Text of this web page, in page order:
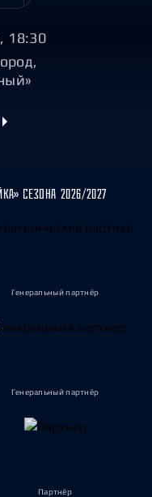
18:30
СЕЗОНА 2026/2027
Генеральный партнёр
Генеральный партнёр
Партнёр